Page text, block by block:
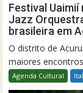
Festival
Jazz
brasileira em
O distrito de
maiores
Agenda Cultural